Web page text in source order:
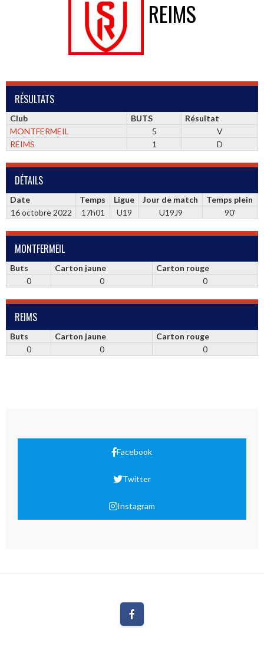
REIMS
RÉSULTATS
Club BUTS
Résultat
MONTFERMEIL
5
V
REIMS
1 D
DÉTAILS
Date Temps Ligue Jour de match
Temps plein
16 octobre 2022
17h01 U19 U19J9 90'
MONTFERMEIL
Buts Carton jaune
Carton rouge
0
0 0
REIMS
Buts Carton jaune
Carton rouge
0
0 0
Facebook
Twitter
Instagram